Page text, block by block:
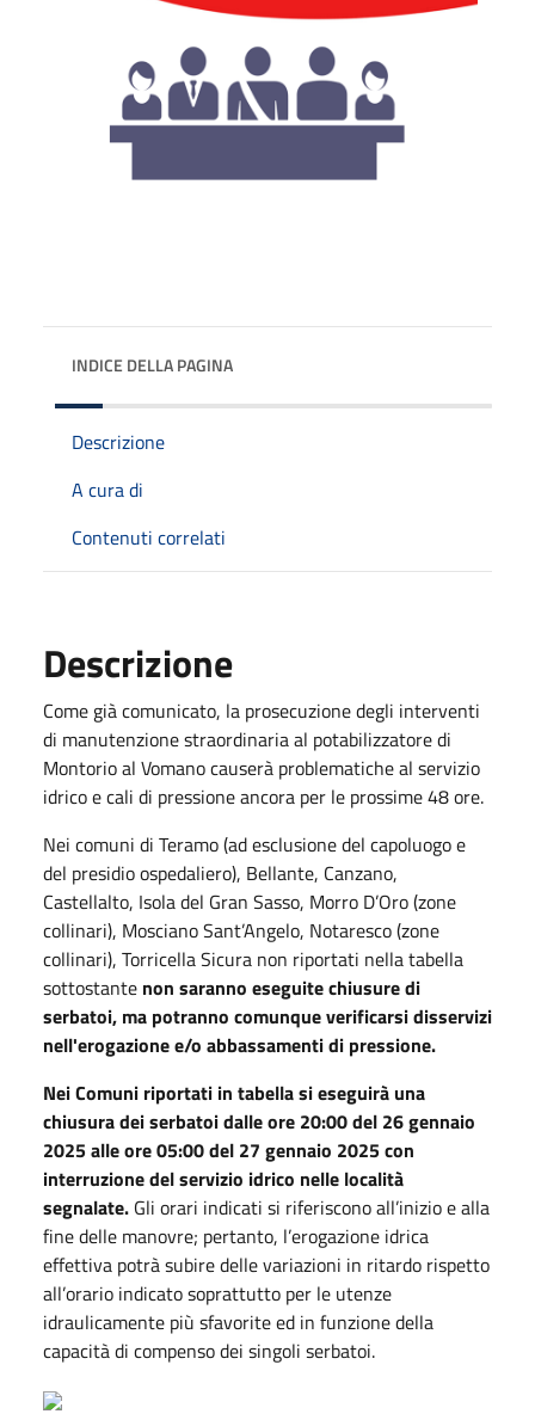
INDICE DELLA PAGINA
Descrizione
A cura di
Contenuti correlati
Descrizione
Come già comunicato, la prosecuzione degli interventi
di manutenzione straordinaria al potabilizzatore di
Montorio al Vomano causerà problematiche al servizio
idrico e cali di pressione ancora per le prossime 48 ore.
Nei comuni di Teramo (ad esclusione del capoluogo e
del presidio ospedaliero), Bellante, Canzano,
Castellalto, Isola del Gran Sasso, Morro D’Oro (zone
collinari), Mosciano Sant’Angelo, Notaresco (zone
collinari), Torricella Sicura non riportati nella tabella
sottostante non saranno eseguite chiusure di
serbatoi, ma potranno comunque verificarsi disservizi
nell'erogazione e/o abbassamenti di pressione.
Nei Comuni riportati in tabella si eseguirà una
chiusura dei serbatoi dalle ore 20:00 del 26 gennaio
2025 alle ore 05:00 del 27 gennaio 2025 con
interruzione del servizio idrico nelle località
segnalate. Gli orari indicati si riferiscono all’inizio e alla
fine delle manovre; pertanto, l’erogazione idrica
effettiva potrà subire delle variazioni in ritardo rispetto
all’orario indicato soprattutto per le utenze
idraulicamente più sfavorite ed in funzione della
capacità di compenso dei singoli serbatoi.